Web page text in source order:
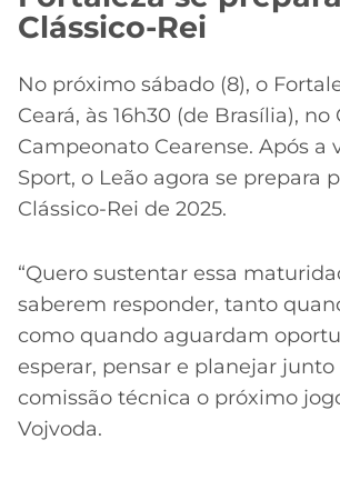
Clássico-Rei
No próximo sábado (8), o
Ceará, às 16h30 (de Brasília),
Campeonato Cearense. Após a
Sport, o Leão agora se prepara
Clássico-Rei de 2025.
“Quero sustentar essa
saberem responder, tanto
como quando aguardam
esperar, pensar e planejar junto
comissão técnica o próximo
Vojvoda.